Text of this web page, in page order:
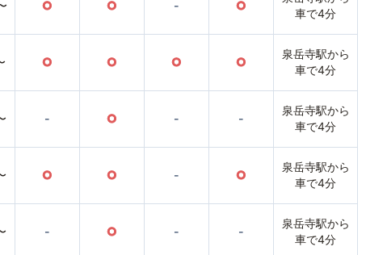
○ ○ - ○
車で4分
○ ○ ○ ○
泉岳寺駅から
車で4分
- ○ - -
泉岳寺駅から
車で4分
○ ○ - ○
泉岳寺駅から
車で4分
- ○ - -
泉岳寺駅から
車で4分